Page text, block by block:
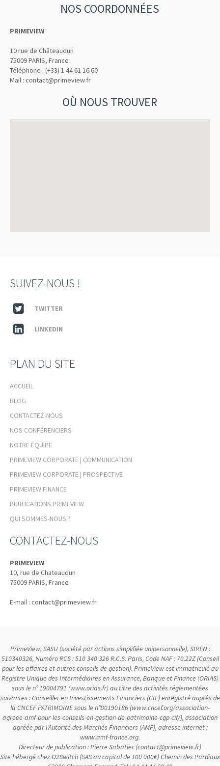
NOS COORDONNÉES
PRIMEVIEW
10 rue de Châteaudun
75009 PARIS, France
Téléphone : (+33) 1 44 61 16 60
Mail : contact@primeview.fr
OÙ NOUS TROUVER
SUIVEZ-NOUS !
TWITTER
LINKEDIN
PLAN DU SITE
ACCUEIL
BLOG
CONTACTEZ-NOUS
NOS CONFÉRENCIERS
NOTRE ÉQUIPE
PRIMEVIEW CORPORATE | COMMUNICATION
PRIMEVIEW CORPORATE | PROSPECTIVE
PRIMEVIEW FINANCE
PUBLICATIONS PRIMEVIEW
QUI SOMMES-NOUS ?
CONTACTEZ-NOUS
PRIMEVIEW
10, rue de Chateaudun
75009PARIS, France
E-mail :contact@primeview.fr
PrimeView, SASU (société par actions simplifiée unipersonnelle), SIREN :
510340326, Numéro RCS : 510 340 326 R.C.S. Paris, Code NAF : 70.22Z (Conseil
pour les affaires et autres conseils de gestion). PrimeView est immatriculé au
Registre Unique des Intermédiaires en Assurance, Banque et Finance (ORIAS)
sous le n° 19004791 (www.orias.fr) au titre des activités réglementées
suivantes : Conseiller en Investissements Financiers (CIF) enregistré auprès de
la CNCEF PATRIMOINE sous le n°D0190186 (www.cncef.org/association-
agreee-amf-pour-les-conseils-en-gestion-de-patrimoine-cgp-cif/), association
agréée par l’Autorité des Marchés Financiers (AMF), adresse internet :
www.amf-france.org.
Directeur de publication : Pierre Sabatier (contact@primeview.fr)
Site hébergé chez O2Switch (SAS au capital de 100 000€) Chemin des Pardiaux